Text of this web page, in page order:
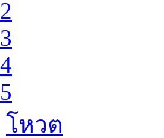
2
3
4
5
โหวต